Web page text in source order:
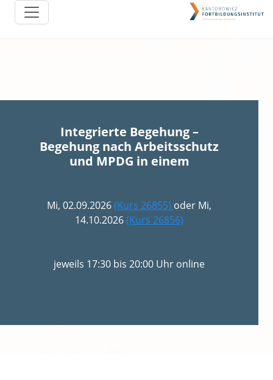
Integrierte Begehung –
Begehung nach Arbeitsschutz
und MPDG in einem
Mi, 02.09.2026(Kurs 26855) oder Mi,
14.10.2026(Kurs 26856)
jeweils 17:30 bis 20:00 Uhr online